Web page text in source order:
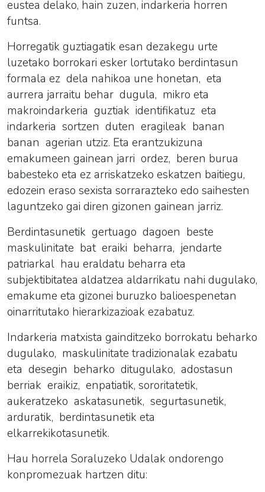
eustea delako, hain zuzen, indarkeria horren
funtsa.
Horregatik guztiagatik esan dezakegu urte
luzetako borrokari esker lortutako berdintasun
formala ez dela nahikoa une honetan, eta
aurrera jarraitu behar dugula, mikro eta
makroindarkeria guztiak identifikatuz eta
indarkeria sortzen duten eragileak banan
banan agerian utziz. Eta erantzukizuna
emakumeen gainean jarri ordez, beren burua
babesteko eta ez arriskatzeko eskatzen baitiegu,
edozein eraso sexista sorrarazteko edo saihesten
laguntzeko gai diren gizonen gainean jarriz.
Berdintasunetik gertuago dagoen beste
maskulinitate bat eraiki beharra, jendarte
patriarkal hau eraldatu beharra eta
subjektibitatea aldatzea aldarrikatu nahi dugulako,
emakume eta gizonei buruzko balioespenetan
oinarritutako hierarkizazioak ezabatuz.
Indarkeria matxista gainditzeko borrokatu beharko
dugulako, maskulinitate tradizionalak ezabatu
eta desegin beharko ditugulako, adostasun
berriak eraikiz, enpatiatik, sororitatetik,
aukeratzeko askatasunetik, segurtasunetik,
arduratik, berdintasunetik eta
elkarrekikotasunetik.
Hau horrela Soraluzeko Udalak ondorengo
konpromezuak hartzen ditu: